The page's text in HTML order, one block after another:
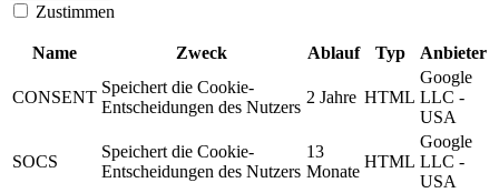
Zustimmen
Name Zweck Ablauf Typ Anbieter
CONSENT
Speichert die Cookie-
Entscheidungen des Nutzers
2 Jahre HTML
Google
LLC -
USA
SOCS
Speichert die Cookie-
Entscheidungen des Nutzers
13
Monate
HTML
Google
LLC -
USA